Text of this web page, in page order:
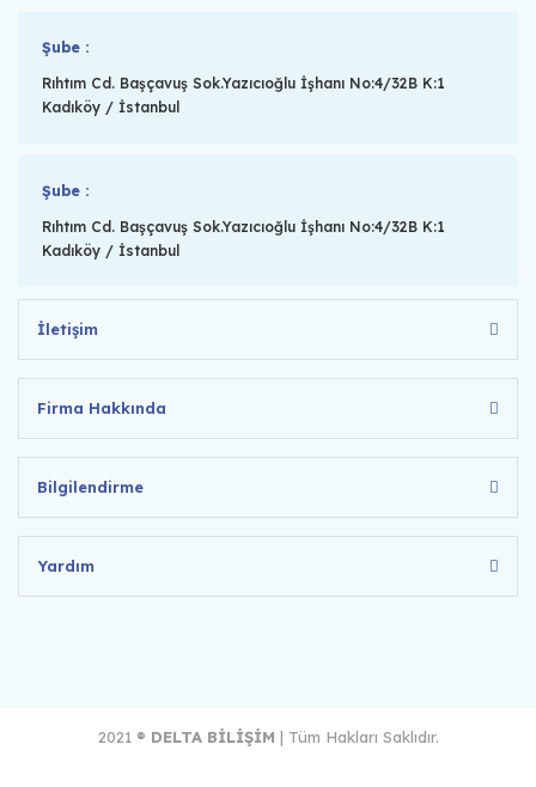
Şube :
Rıhtım Cd. Başçavuş Sok.Yazıcıoğlu İşhanı No:4/32B K:1
Kadıköy / İstanbul
Şube :
Rıhtım Cd. Başçavuş Sok.Yazıcıoğlu İşhanı No:4/32B K:1
Kadıköy / İstanbul
İletişim
Firma Hakkında
Bilgilendirme
Yardım
2021 ® DELTA BİLİŞİM | Tüm Hakları Saklıdır.